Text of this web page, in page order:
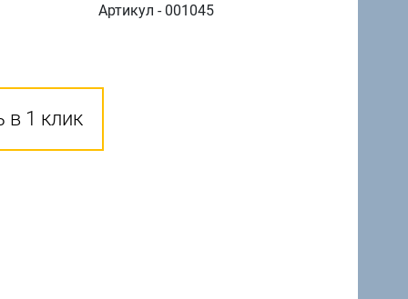
Артикул - 001045
в 1 клик